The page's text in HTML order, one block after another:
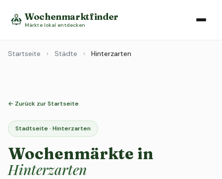
Wochenmarktfinder
Märkte lokal entdecken
Startseite › Städte › Hinterzarten
← Zurück zur Startseite
Stadtseite · Hinterzarten
Wochenmärkte in
Hinterzarten